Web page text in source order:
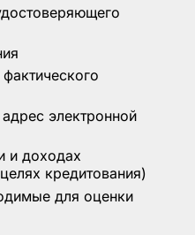
электронной
и доходах
кредитования)
для оценки